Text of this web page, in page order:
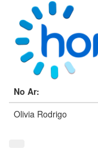
No Ar:
Olivia Rodrigo